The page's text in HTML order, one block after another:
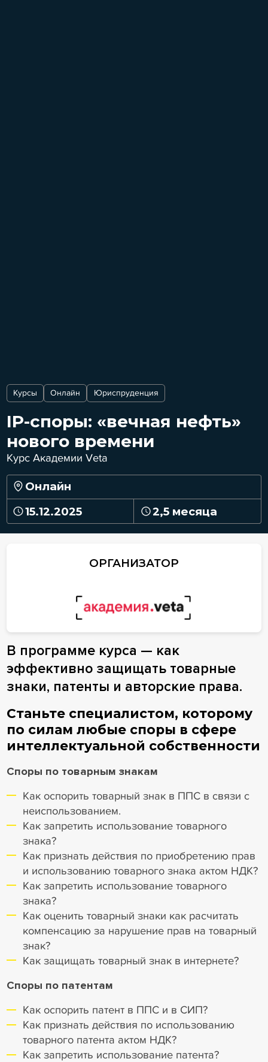
Курсы Онлайн Юриспруденция
IP-споры: «вечная нефть»
нового времени
Курс Академии Veta
Онлайн
15.12.2025
2,5 месяца
ОРГАНИЗАТОР
В программе курса — как
эффективно защищать товарные
знаки, патенты и авторские права.
Станьте специалистом, которому
по силам любые споры в сфере
интеллектуальной собственности
Споры по товарным знакам
Как оспорить товарный знак в ППС в связи с
неиспользованием.
Как запретить использование товарного
знака?
Как признать действия по приобретению прав
и использованию товарного знака актом НДК?
Как запретить использование товарного
знака?
Как оценить товарный знаки как расчитать
компенсацию за нарушение прав на товарный
знак?
Как защищать товарный знак в интернете?
Споры по патентам
Как оспорить патент в ППС и в СИП?
Как признать действия по использованию
товарного патента актом НДК?
Как запретить использование патента?